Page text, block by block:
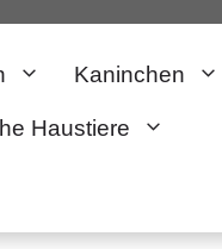
Kaninchen
Haustiere